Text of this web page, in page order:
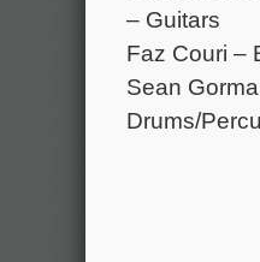
– Guitars
Faz Couri –
Sean
Drums/